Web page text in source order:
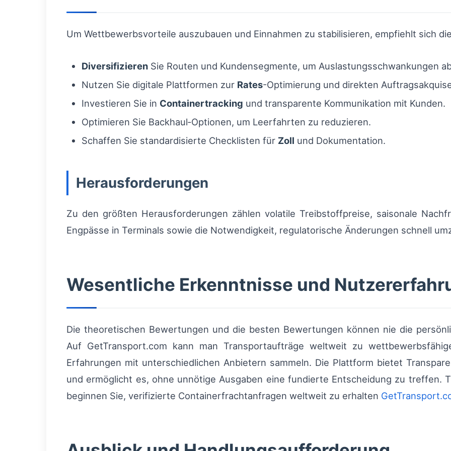
Um Wettbewerbsvorteile auszubauen und Einnahmen zu stabilisieren, empfiehlt sich
Diversifizieren Sie Routen und Kundensegmente, um Auslastungsschwankungen
Nutzen Sie digitale Plattformen zur Rates-Optimierung und direkten
Investieren Sie in Containertracking und transparente Kommunikation mit Kunden.
Optimieren Sie Backhaul‑Optionen, um Leerfahrten zu reduzieren.
Schaffen Sie standardisierte Checklisten für Zoll und Dokumentation.
Herausforderungen
Zu den größten Herausforderungen zählen volatile Treibstoffpreise, saisonale
Engpässe in Terminals sowie die Notwendigkeit, regulatorische Änderungen schnell
Wesentliche Erkenntnisse und
Die theoretischen Bewertungen und die besten Bewertungen können nie die
Auf GetTransport.com kann man Transportaufträge weltweit zu
Erfahrungen mit unterschiedlichen Anbietern sammeln. Die Plattform bietet
und ermöglicht es, ohne unnötige Ausgaben eine fundierte Entscheidung zu treffen.
beginnen Sie, verifizierte Containerfrachtanfragen weltweit zu erhalten